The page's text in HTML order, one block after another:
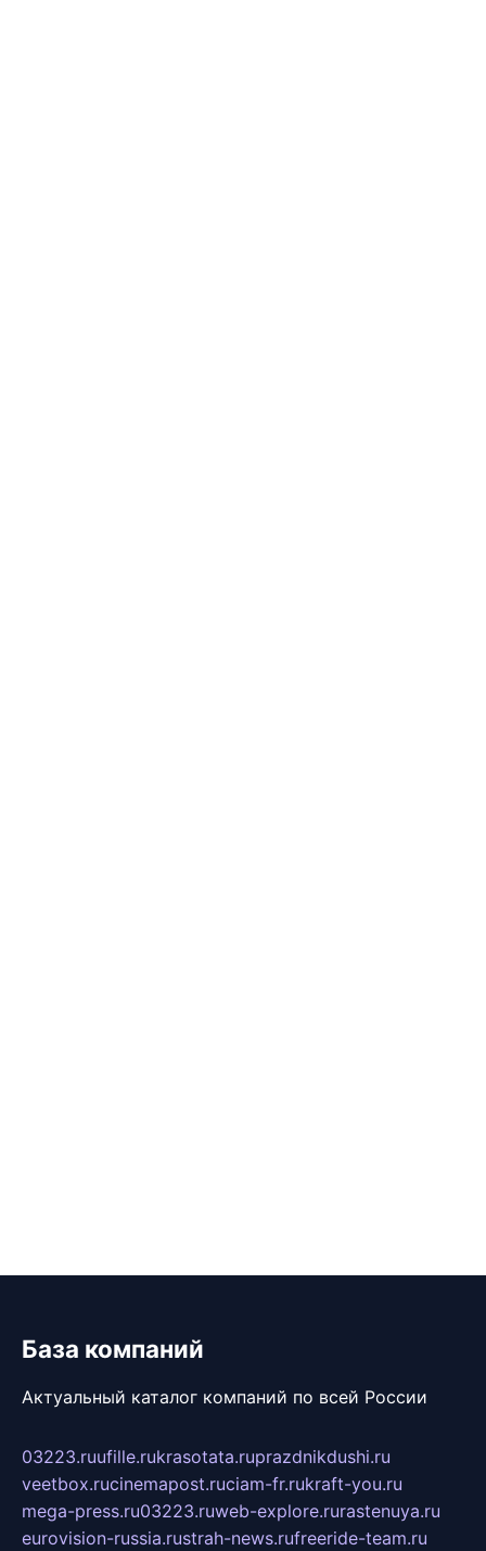
База компаний
Актуальный каталог компаний по всей России
03223.ruufille.rukrasotata.ruprazdnikdushi.ru
veetbox.rucinemapost.ruciam-fr.rukraft-you.ru
mega-press.ru03223.ruweb-explore.rurastenuya.ru
eurovision-russia.rustrah-news.rufreeride-team.ru